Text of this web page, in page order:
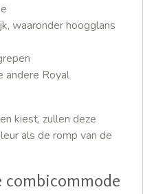
waaronder hoogglans
andere Royal
kiest, zullen deze
als de romp van de
combicommode